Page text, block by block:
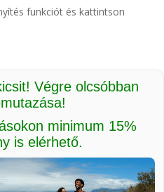
funkciót és kattintson
Végre olcsóbban
minimum 15%
is elérhető.